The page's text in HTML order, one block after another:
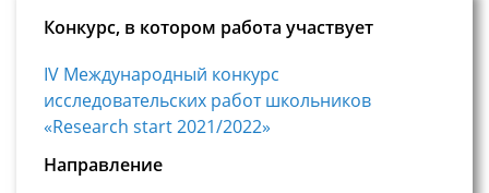
Конкурс, в котором работа участвует
IV Международный конкурс
исследовательских работ школьников
«Research start 2021/2022»
Направление